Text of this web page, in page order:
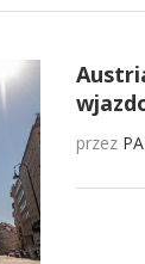
przez